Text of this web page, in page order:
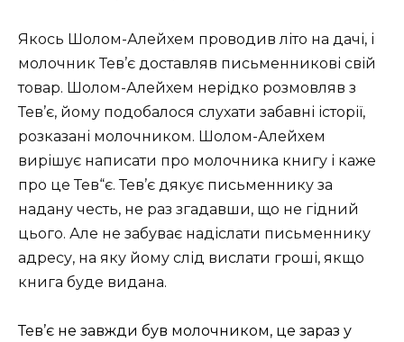
Якось Шолом-Алейхем проводив літо на дачі, і
молочник Тев’є доставляв письменникові свій
товар. Шолом-Алейхем нерідко розмовляв з
Тев’є, йому подобалося слухати забавні історії,
розказані молочником. Шолом-Алейхем
вирішує написати про молочника книгу і каже
про це Тев“є. Тев’є дякує письменнику за
надану честь, не раз згадавши, що не гідний
цього. Але не забуває надіслати письменнику
адресу, на яку йому слід вислати гроші, якщо
книга буде видана.
Тев’є не завжди був молочником, це зараз у